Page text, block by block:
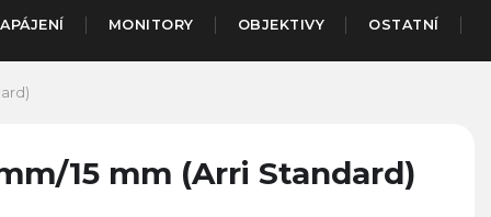
MONITORY OBJEKTIVY OSTATNÍ
15 mm (Arri Standard)